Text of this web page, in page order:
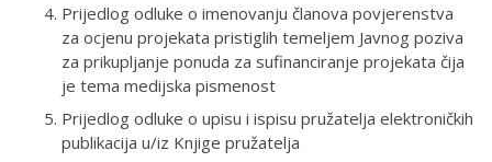
Prijedlog odluke o imenovanju članova povjerenstva
za ocjenu projekata pristiglih temeljem Javnog poziva
za prikupljanje ponuda za sufinanciranje projekata čija
je tema medijska pismenost
Prijedlog odluke o upisu i ispisu pružatelja elektroničkih
publikacija u/iz Knjige pružatelja